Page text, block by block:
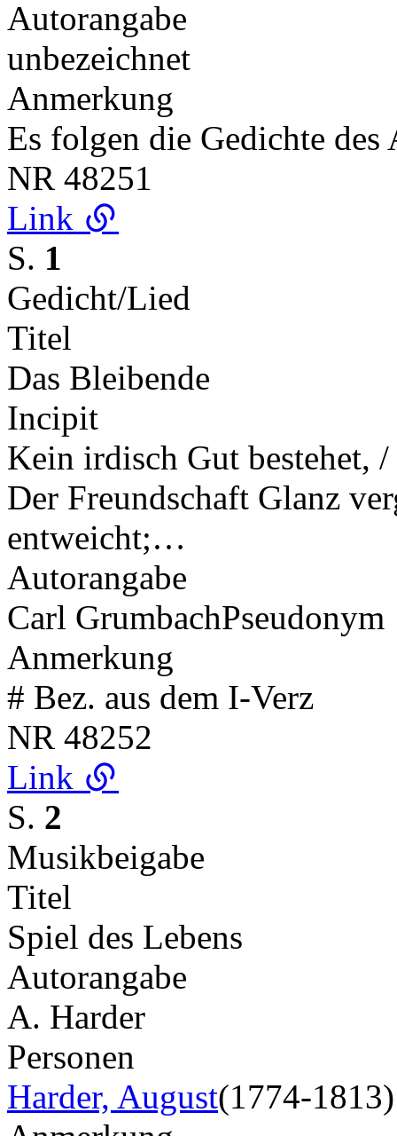
Autorangabe
unbezeichnet
Anmerkung
Es folgen die Gedichte des
NR 48251
Link
S. 1
Gedicht/Lied
Titel
Das Bleibende
Incipit
Kein irdisch Gut bestehet,
Der Freundschaft Glanz
entweicht;…
Autorangabe
Carl GrumbachPseudonym
Anmerkung
# Bez. aus dem I-Verz
NR 48252
Link
S. 2
Musikbeigabe
Titel
Spiel des Lebens
Autorangabe
A. Harder
Personen
Harder, August(1774-1813)